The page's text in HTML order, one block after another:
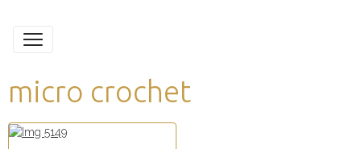
micro crochet